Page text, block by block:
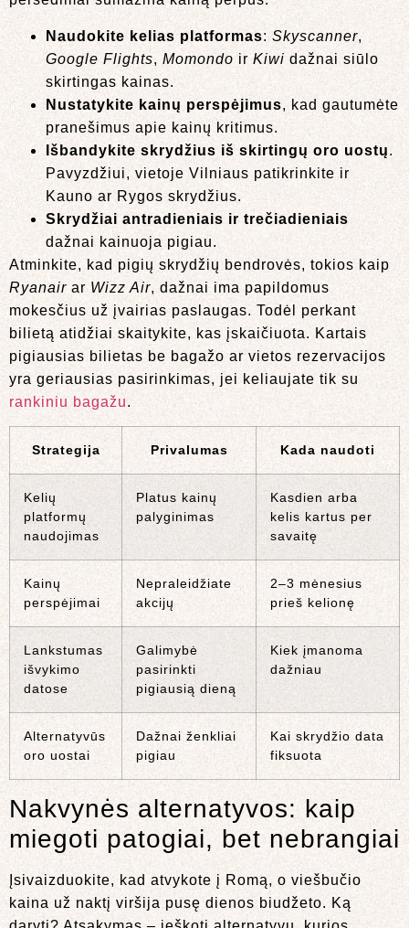
Naudokite kelias platformas: Skyscanner,
Google Flights, Momondo ir Kiwi dažnai siūlo
skirtingas kainas.
Nustatykite kainų perspėjimus, kad gautumėte
pranešimus apie kainų kritimus.
Išbandykite skrydžius iš skirtingų oro uostų.
Pavyzdžiui, vietoje Vilniaus patikrinkite ir
Kauno ar Rygos skrydžius.
Skrydžiai antradieniais ir trečiadieniais
dažnai kainuoja pigiau.
Atminkite, kad pigių skrydžių bendrovės, tokios kaip
Ryanair ar Wizz Air, dažnai ima papildomus
mokesčius už įvairias paslaugas. Todėl perkant
bilietą atidžiai skaitykite, kas įskaičiuota. Kartais
pigiausias bilietas be bagažo ar vietos rezervacijos
yra geriausias pasirinkimas, jei keliaujate tik su
rankiniu bagažu.
Strategija Privalumas Kada naudoti
Kelių
platformų
naudojimas
Platus kainų
palyginimas
Kasdien arba
kelis kartus per
savaitę
Kainų
perspėjimai
Nepraleidžiate
akcijų
2–3 mėnesius
prieš kelionę
Lankstumas
išvykimo
datose
Galimybė
pasirinkti
pigiausią dieną
Kiek įmanoma
dažniau
Alternatyvūs
oro uostai
Dažnai ženkliai
pigiau
Kai skrydžio data
fiksuota
Nakvynės alternatyvos: kaip
miegoti patogiai, bet nebrangiai
Įsivaizduokite, kad atvykote į Romą, o viešbučio
kaina už naktį viršija pusę dienos biudžeto. Ką